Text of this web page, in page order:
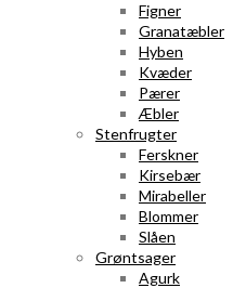
Figner
Granatæbler
Hyben
Kvæder
Pærer
Æbler
Stenfrugter
Ferskner
Kirsebær
Mirabeller
Blommer
Slåen
Grøntsager
Agurk